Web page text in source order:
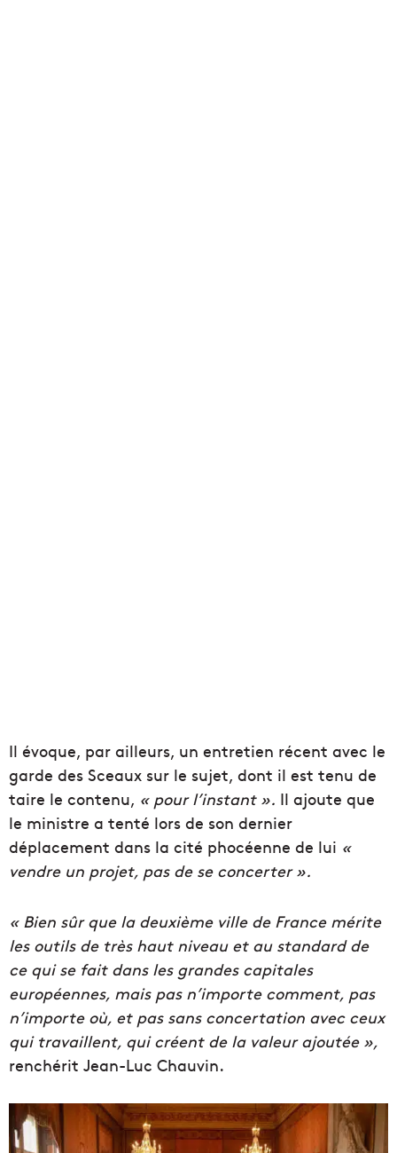
Il évoque, par ailleurs, un entretien récent avec le
garde des Sceaux sur le sujet, dont il est tenu de
taire le contenu, « pour l’instant ». Il ajoute que
le ministre a tenté lors de son dernier
déplacement dans la cité phocéenne de lui «
vendre un projet, pas de se concerter ».
« Bien sûr que la deuxième ville de France mérite
les outils de très haut niveau et au standard de
ce qui se fait dans les grandes capitales
européennes, mais pas n’importe comment, pas
n’importe où, et pas sans concertation avec ceux
qui travaillent, qui créent de la valeur ajoutée »,
renchérit Jean-Luc Chauvin.